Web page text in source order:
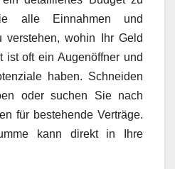
alle Einnahmen und
verstehen, wohin Ihr Geld
ist oft ein Augenöffner und
haben. Schneiden
oder suchen Sie nach
für bestehende Verträge.
kann direkt in Ihre